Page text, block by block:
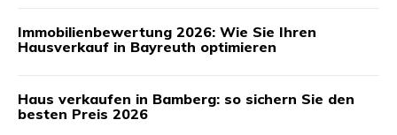
Immobilienbewertung 2026: Wie Sie Ihren
Hausverkauf in Bayreuth optimieren
Haus verkaufen in Bamberg: so sichern Sie den
besten Preis 2026